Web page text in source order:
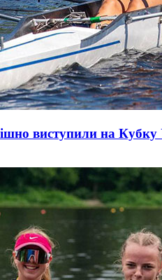
виступили на Кубку